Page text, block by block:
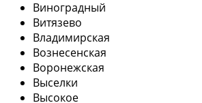
Виноградный
Витязево
Владимирская
Вознесенская
Воронежская
Выселки
Высокое